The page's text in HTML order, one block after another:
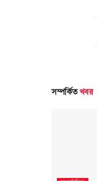
সম্পর্কিতখবর